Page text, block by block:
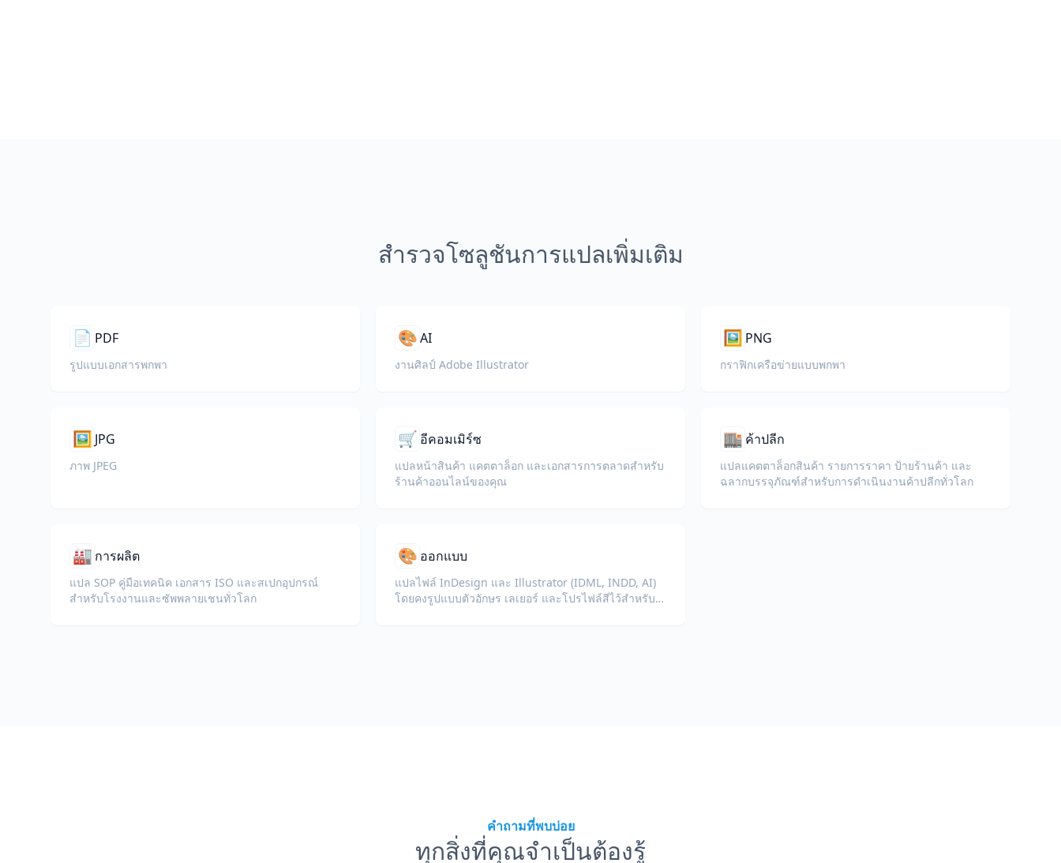
สำรวจโซลูชันการแปลเพิ่มเติม
📄 PDF
รูปแบบเอกสารพกพา
🎨AI
งานศิลป์ Adobe Illustrator
🖼️ PNG
กราฟิกเครือข่ายแบบพกพา
🖼️ JPG
ภาพ JPEG
🛒 อีคอมเมิร์ซ
แปลหน้าสินค้า แคตตาล็อก และเอกสารการตลาดสำหรับ
ร้านค้าออนไลน์ของคุณ
🏬 ค้าปลีก
แปลแคตตาล็อกสินค้า รายการราคา ป้ายร้านค้า และ
ฉลากบรรจุภัณฑ์สำหรับการดำเนินงานค้าปลีกทั่วโลก
🏭 การผลิต
แปล SOP คู่มือเทคนิค เอกสาร ISO และสเปกอุปกรณ์
สำหรับโรงงานและซัพพลายเชนทั่วโลก
🎨 ออกแบบ
แปลไฟล์ InDesign และ Illustrator (IDML, INDD, AI)
โดยคงรูปแบบตัวอักษร เลเยอร์ และโปรไฟล์สีไว้สำหรับ
คำถามที่พบบ่อย
ทุกสิ่งที่คุณจำเป็นต้องรู้